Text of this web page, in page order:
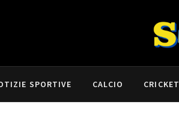
SPORTIVE CALCIO CRICKET